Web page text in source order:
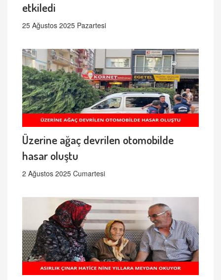
etkiledi
25 Ağustos 2025 Pazartesi
Üzerine ağaç devrilen otomobilde
hasar oluştu
2 Ağustos 2025 Cumartesi